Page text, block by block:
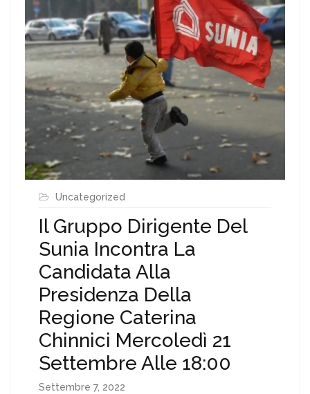
Uncategorized
Il Gruppo Dirigente Del
Sunia Incontra La
Candidata Alla
Presidenza Della
Regione Caterina
Chinnici Mercoledì 21
Settembre Alle 18:00
Settembre 7, 2022